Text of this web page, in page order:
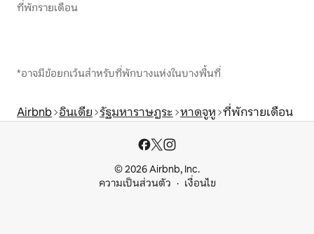
ที่พักรายเดือน
*อาจมีข้อยกเว้นสำหรับที่พักบางแห่งในบางพื้นที่
Airbnb อินเดีย รัฐมหาราษฏระ หาดจูหู ที่พักรายเดือน
© 2026 Airbnb, Inc.
ความเป็นส่วนตัว
เงื่อนไข